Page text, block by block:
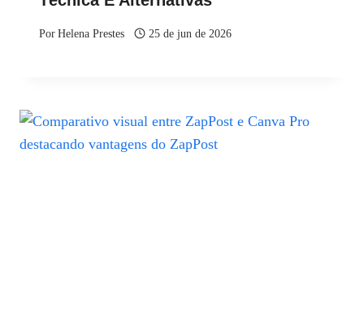
PorHelena Prestes 25 de jun de 2026